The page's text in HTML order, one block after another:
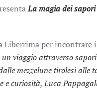
La magia dei
Liberrima per
viaggio attraverso
mezzelune tirolesi alle
curiosità, Luca